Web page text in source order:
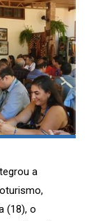
a
(18), o